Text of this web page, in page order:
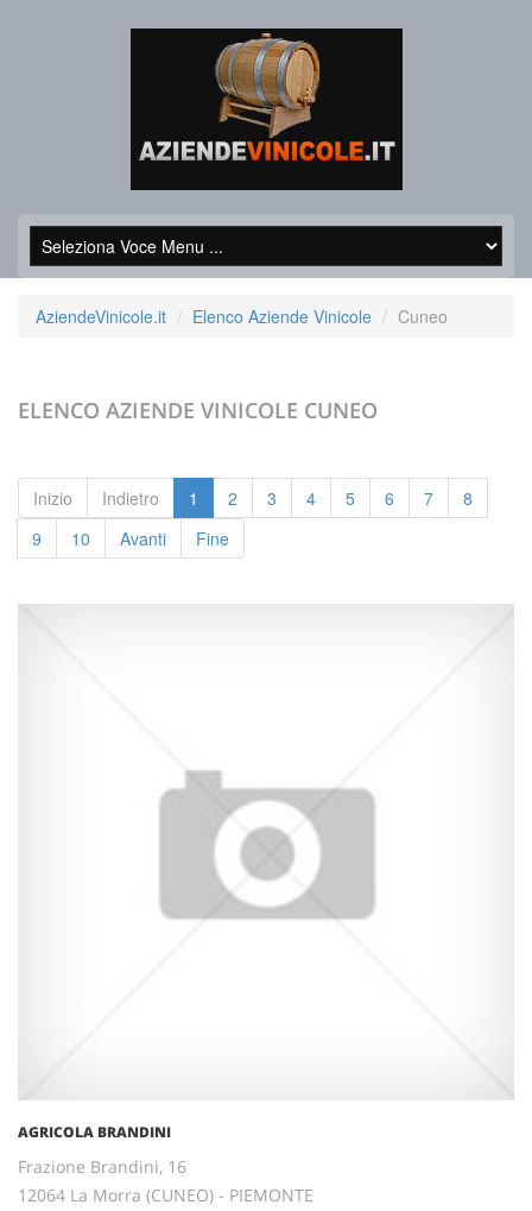
AziendeVinicole.it Elenco Aziende Vinicole Cuneo
ELENCO AZIENDE VINICOLE CUNEO
Inizio Indietro 1 2 3 4 5 6 7
8
9
10 Avanti Fine
AGRICOLA BRANDINI
Frazione Brandini, 16
12064 La Morra (CUNEO) - PIEMONTE